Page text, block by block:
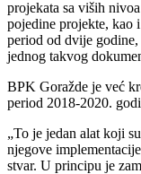
Na svojoj
kantona Goražde
Goražde za period
Federalnom
U listu je ušlo 46
prema riječima
istaknuto i u ekspozeu
Ukupna vrijednost